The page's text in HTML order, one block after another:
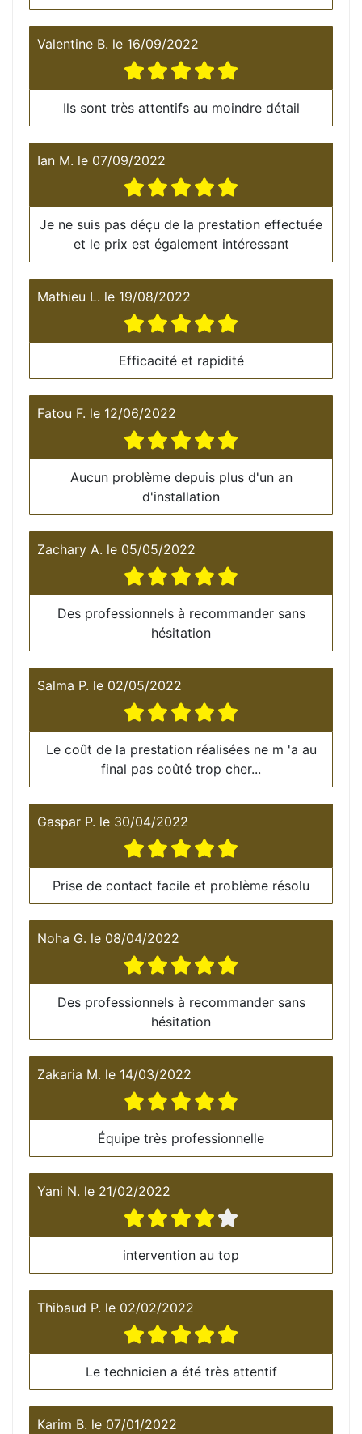
Valentine B. le 16/09/2022
Ils sont très attentifs au moindre détail
Ian M. le 07/09/2022
Je ne suis pas déçu de la prestation effectuée
et le prix est également intéressant
Mathieu L. le 19/08/2022
Efficacité et rapidité
Fatou F. le 12/06/2022
Aucun problème depuis plus d'un an
d'installation
Zachary A. le 05/05/2022
Des professionnels à recommander sans
hésitation
Salma P. le 02/05/2022
Le coût de la prestation réalisées ne m 'a au
final pas coûté trop cher...
Gaspar P. le 30/04/2022
Prise de contact facile et problème résolu
Noha G. le 08/04/2022
Des professionnels à recommander sans
hésitation
Zakaria M. le 14/03/2022
Équipe très professionnelle
Yani N. le 21/02/2022
intervention au top
Thibaud P. le 02/02/2022
Le technicien a été très attentif
Karim B. le 07/01/2022